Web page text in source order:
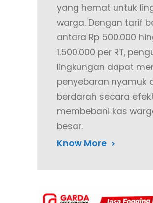
yang hemat untuk
warga. Dengan tarif
antara Rp 500.000
1.500.000 per RT,
lingkungan dapat
penyebaran nyamuk
berdarah secara
membebani kas
besar.
Know More